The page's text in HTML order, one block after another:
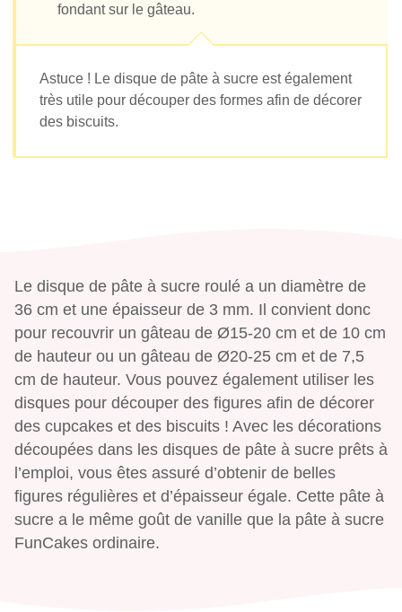
fondant sur le gâteau.
Astuce ! Le disque de pâte à sucre est également
très utile pour découper des formes afin de décorer
des biscuits.
Le disque de pâte à sucre roulé a un diamètre de
36 cm et une épaisseur de 3 mm. Il convient donc
pour recouvrir un gâteau de Ø15-20 cm et de 10 cm
de hauteur ou un gâteau de Ø20-25 cm et de 7,5
cm de hauteur. Vous pouvez également utiliser les
disques pour découper des figures afin de décorer
des cupcakes et des biscuits ! Avec les décorations
découpées dans les disques de pâte à sucre prêts à
l’emploi, vous êtes assuré d’obtenir de belles
figures régulières et d’épaisseur égale. Cette pâte à
sucre a le même goût de vanille que la pâte à sucre
FunCakes ordinaire.